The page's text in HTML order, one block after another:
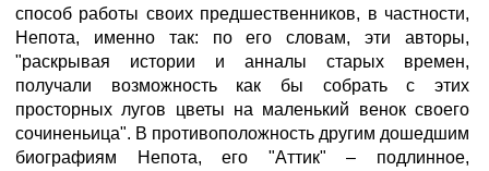
способ работы своих предшественников, в частности,
Непота, именно так: по его словам, эти авторы,
"раскрывая истории и анналы старых времен,
получали возможность как бы собрать с этих
просторных лугов цветы на маленький венок своего
сочиненьица". В противоположность другим дошедшим
биографиям Непота, его "Аттик" – подлинное,